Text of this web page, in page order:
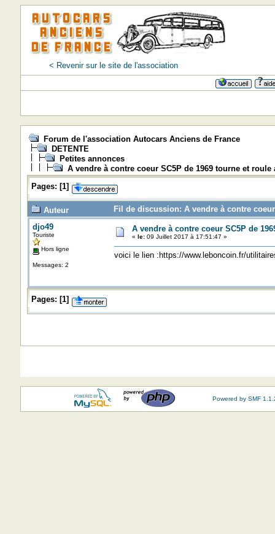
< Revenir sur le site de l'association
Forum de l'association Autocars Anciens de France
DETENTE
Petites annonces
A vendre à contre coeur SC5P de 1969 tourne et roule
Pages: [1]
Auteur
Fil de discussion: A vendre à contre
djo49
Touriste
Hors ligne
Messages: 2
A vendre à contre coeur SC5P de
« le:09 Juillet 2017 à 17:51:47 »
voici le lien :https://www.leboncoin.fr/
Pages: [1]
Powered by SMF